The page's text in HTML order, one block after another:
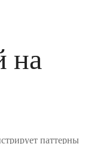
на
паттерны